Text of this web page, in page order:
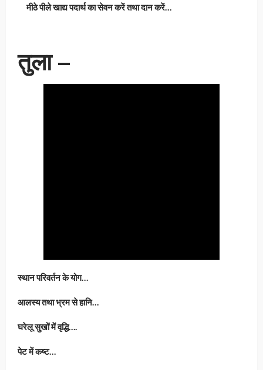
मीठे पीले खाद्य पदार्थ का सेवन करें तथा दान करें…
तुला –
स्थान परिवर्तन के योग…
आलस्य तथा भ्रम से हानि…
घरेलू सुखों में वृद्धि….
पेट में कष्ट…